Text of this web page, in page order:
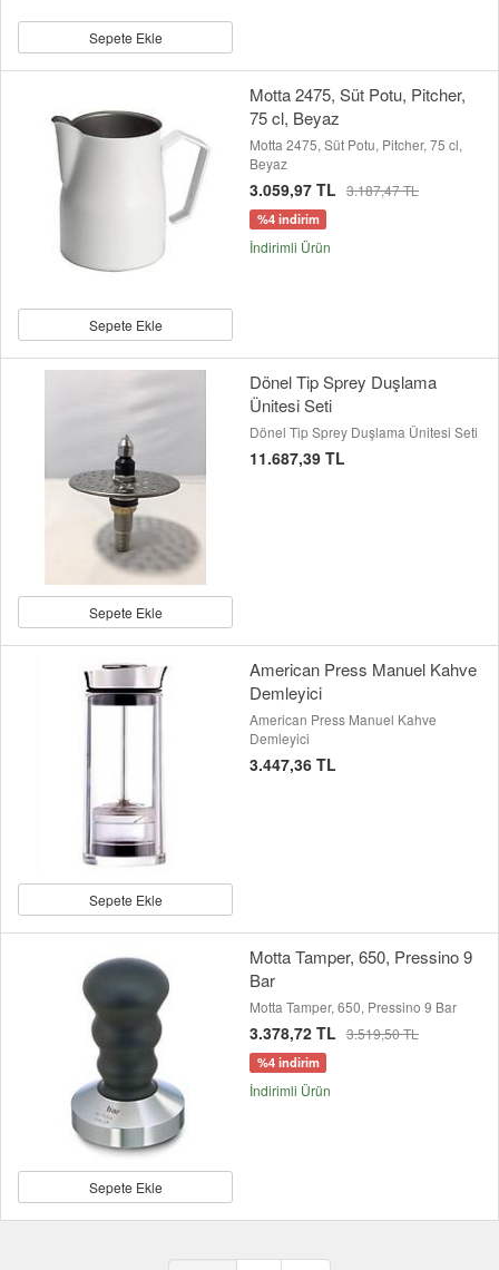
Sepete Ekle
Sepete Ekle
Motta 2475, Süt Potu, Pitcher,
75 cl, Beyaz
Motta 2475, Süt Potu, Pitcher, 75 cl,
Beyaz
3.059,97 TL 3.187,47 TL
%4 indirim
İndirimli Ürün
Sepete Ekle
Dönel Tip Sprey Duşlama
Ünitesi Seti
Dönel Tip Sprey Duşlama Ünitesi Seti
11.687,39 TL
Sepete Ekle
American Press Manuel Kahve
Demleyici
American Press Manuel Kahve
Demleyici
3.447,36 TL
Sepete Ekle
Motta Tamper, 650, Pressino 9
Bar
Motta Tamper, 650, Pressino 9 Bar
3.378,72 TL 3.519,50 TL
%4 indirim
İndirimli Ürün